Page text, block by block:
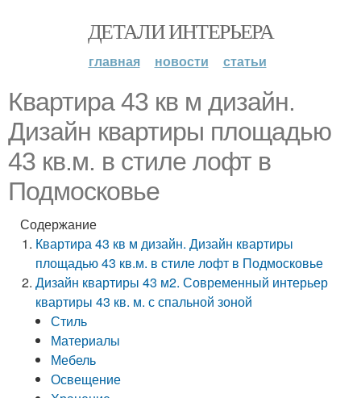
ДЕТАЛИ ИНТЕРЬЕРА
главная новости статьи
Квартира 43 кв м дизайн.
Дизайн квартиры площадью
43 кв.м. в стиле лофт в
Подмосковье
Содержание
Квартира 43 кв м дизайн. Дизайн квартиры
площадью 43 кв.м. в стиле лофт в Подмосковье
Дизайн квартиры 43 м2. Современный интерьер
квартиры 43 кв. м. с спальной зоной
Стиль
Материалы
Мебель
Освещение